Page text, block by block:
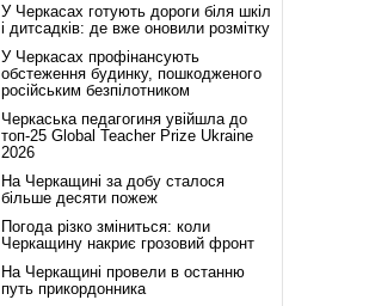
У Черкасах готують дороги біля шкіл
і дитсадків: де вже оновили розмітку
У Черкасах профінансують
обстеження будинку, пошкодженого
російським безпілотником
Черкаська педагогиня увійшла до
топ-25 Global Teacher Prize Ukraine
2026
На Черкащині за добу сталося
більше десяти пожеж
Погода різко зміниться: коли
Черкащину накриє грозовий фронт
На Черкащині провели в останню
путь прикордонника